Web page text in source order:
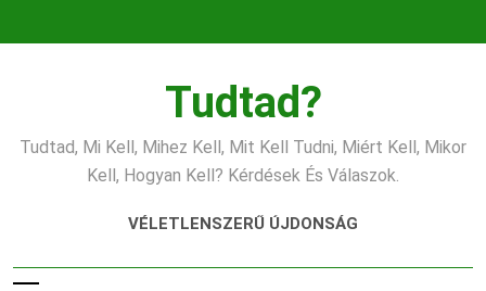
Tudtad?
Tudtad, Mi Kell, Mihez Kell, Mit Kell Tudni, Miért Kell, Mikor
Kell, Hogyan Kell? Kérdések És Válaszok.
VÉLETLENSZERŰ ÚJDONSÁG